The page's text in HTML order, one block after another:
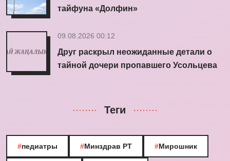
тайфуна «Долфин»
09.08.2026 00:12
Друг раскрыл неожиданные детали о
тайной дочери пропавшего Усольцева
Теги
#педиатры #Минздрав РТ #Мирошник